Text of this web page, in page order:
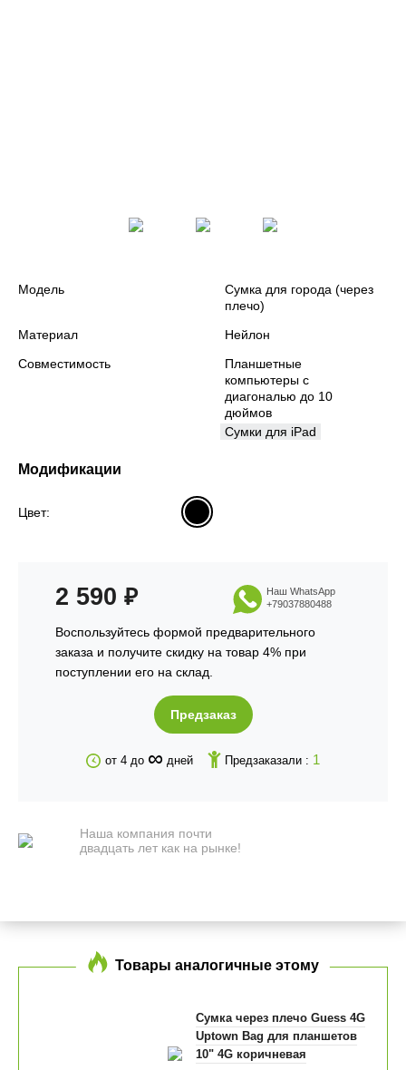
Модель
Сумка для города (через
плечо)
Материал
Нейлон
Совместимость
Планшетные
компьютеры с
диагональю до 10
дюймов
Сумки для iPad
Модификации
Цвет:
2 590 ₽
Воспользуйтесь формой предварительного
заказа и получите скидку на товар 4% при
поступлении его на склад.
Наш WhatsApp
+79037880488
Предзаказ
от 4 до ∞ дней Предзаказали : 1
Наша компания почти
двадцать лет как на рынке!
Товары аналогичные этому
Сумка через плечо Guess 4G
Uptown Bag для планшетов
10" 4G коричневая